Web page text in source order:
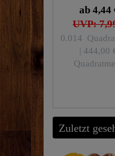
UVP:
ab 4,44
0.014
| 444,00
Zuletzt